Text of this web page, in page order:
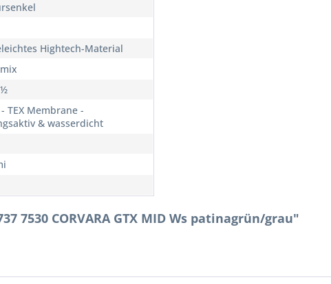
Hightech-Material
- TEX Membrane -
& wasserdicht
7530 CORVARA GTX MID Ws patinagrün/grau"